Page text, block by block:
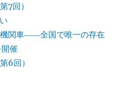
7回）
関車――全国で唯一の存在
催
6回）